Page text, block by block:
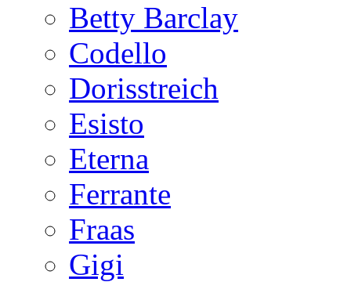
Betty Barclay
Codello
Dorisstreich
Esisto
Eterna
Ferrante
Fraas
Gigi